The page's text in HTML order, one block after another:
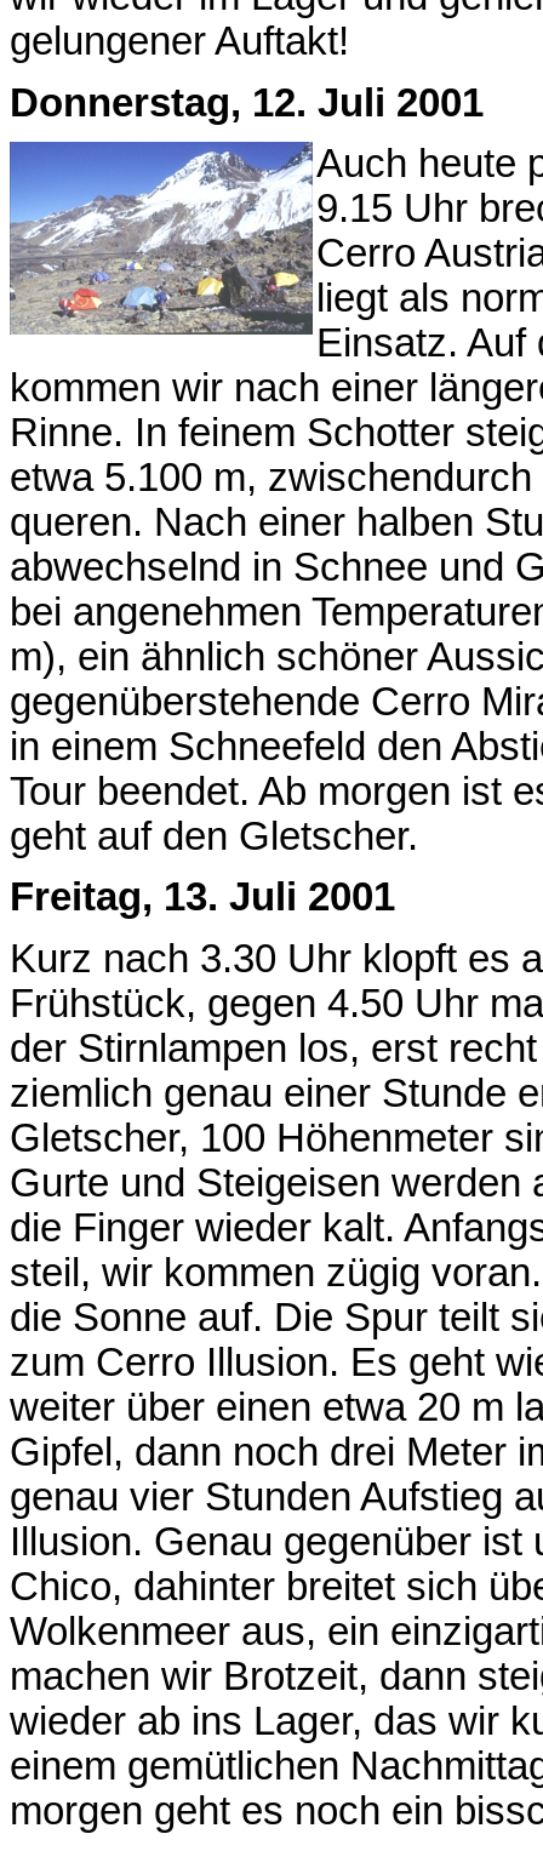
gelungener Auftakt!
Donnerstag, 12. Juli 2001
Auch heute
9.15 Uhr
Cerro
liegt als
Einsatz. Auf
kommen wir nach einer
Rinne. In feinem Schotter
etwa 5.100 m,
queren. Nach einer halben
abwechselnd in Schnee und
bei angenehmen
m), ein ähnlich schöner
gegenüberstehende Cerro
in einem Schneefeld den
Tour beendet. Ab morgen ist
geht auf den Gletscher.
Freitag, 13. Juli 2001
Kurz nach 3.30 Uhr klopft es
Frühstück, gegen 4.50 Uhr
der Stirnlampen los, erst
ziemlich genau einer Stunde
Gletscher, 100 Höhenmeter
Gurte und Steigeisen werden
die Finger wieder kalt.
steil, wir kommen zügig
die Sonne auf. Die Spur teilt
zum Cerro Illusion. Es geht
weiter über einen etwa 20 m
Gipfel, dann noch drei Meter
genau vier Stunden Aufstieg
Illusion. Genau gegenüber
Chico, dahinter breitet sich
Wolkenmeer aus, ein
machen wir Brotzeit, dann
wieder ab ins Lager, das wir
einem gemütlichen
morgen geht es noch ein